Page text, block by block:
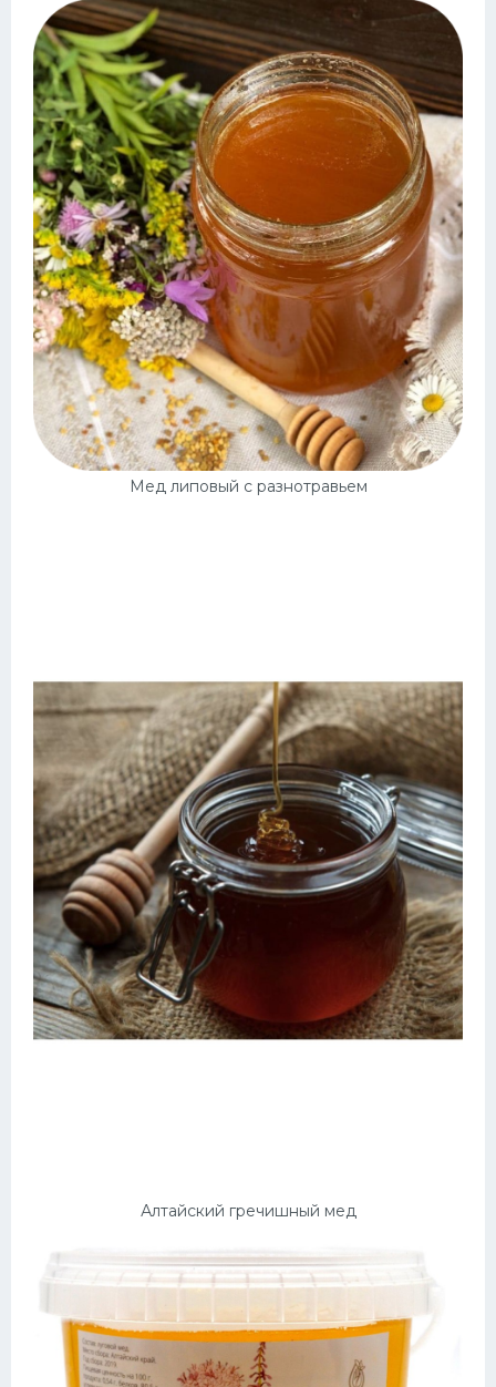
Мед липовый с разнотравьем
Алтайский гречишный мед